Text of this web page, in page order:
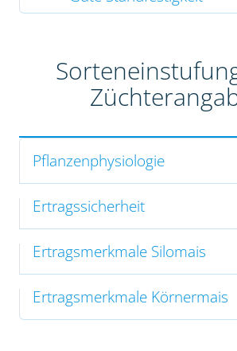
Pflanzenphysiologie
Ertragssicherheit
Ertragsmerkmale Silomais
Ertragsmerkmale Körnermais